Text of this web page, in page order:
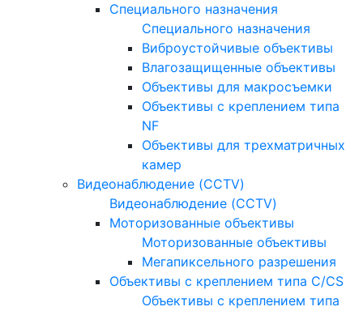
Специального назначения
Специального назначения
Виброустойчивые объективы
Влагозащищенные объективы
Объективы для макросъемки
Объективы с креплением типа
NF
Объективы для трехматричных
камер
Видеонаблюдение (CCTV)
Видеонаблюдение (CCTV)
Моторизованные объективы
Моторизованные объективы
Мегапиксельного разрешения
Объективы с креплением типа C/CS
Объективы с креплением типа